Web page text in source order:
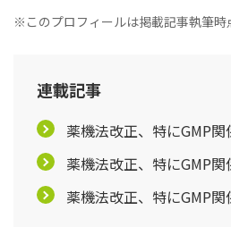
※このプロフィールは掲載記事執筆時
連載記事
薬機法改正、特にGMP
京都府の取り組み『京都
【第1回】
薬機法改正、特にGMP
京都府の取り組み『京都
【第3回】
薬機法改正、特にGMP